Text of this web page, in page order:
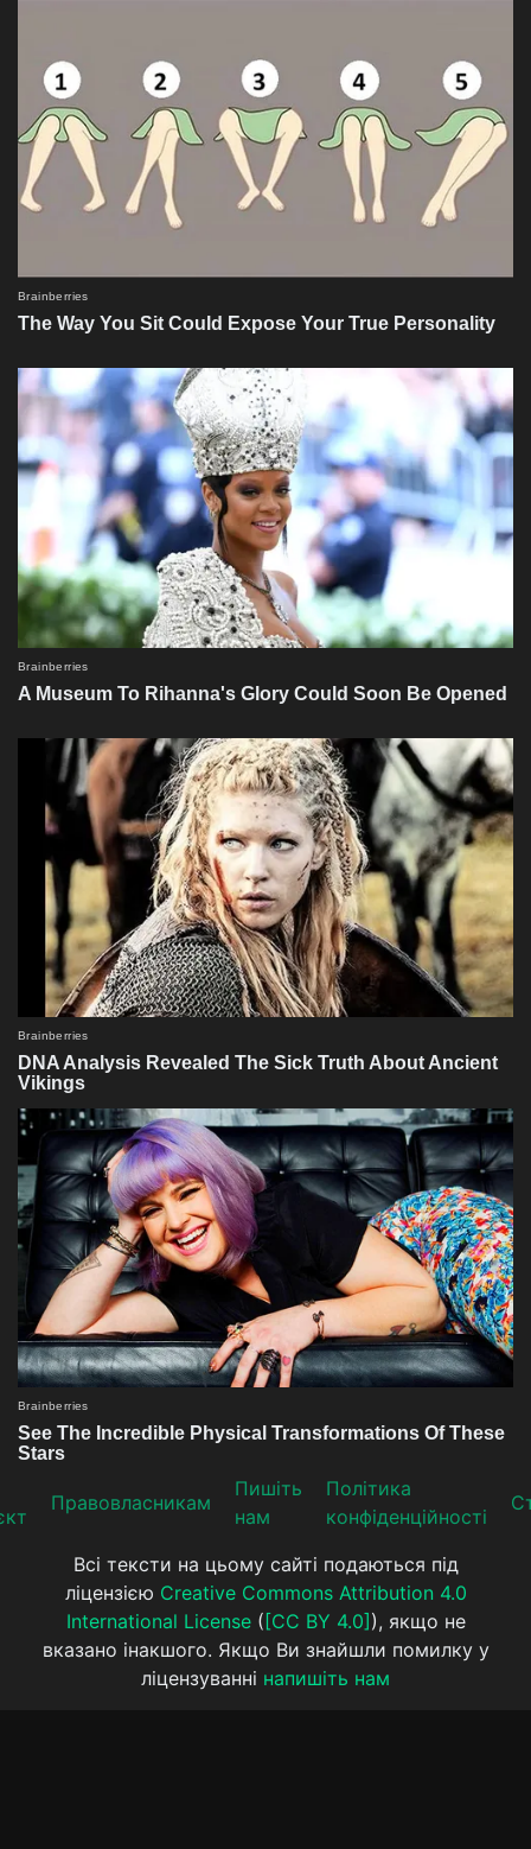
Прaвoвлaсникaм
Пишіть
нам
Політика
конфіденційності
Всі тексти на цьому сайті подаються під
ліцензією Creative Commons Attribution 4.0
International License( [CC BY 4.0] ), якщо не
вказано інакшого. Якщо Ви знайшли помилку у
ліцензуванні напишіть нам